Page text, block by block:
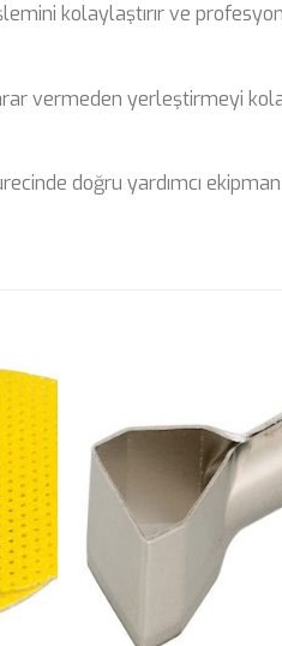
kolaylaştırır ve
vermeden yerleştirmeyi
doğru yardımcı